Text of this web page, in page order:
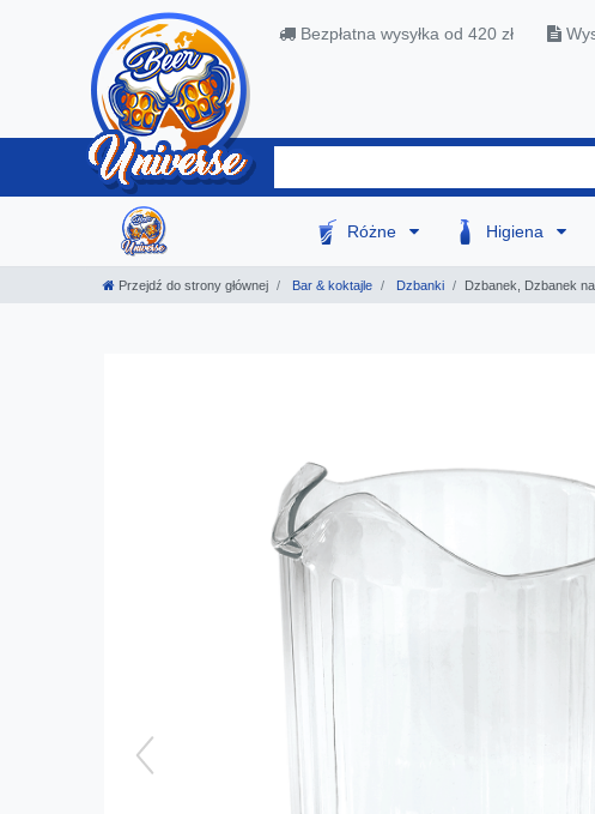
Bezpłatna wysyłka od 420 zł
Różne Higiena
Przejdź do strony głównej Bar & koktajle Dzbanki Dzbanek, Dzbanek